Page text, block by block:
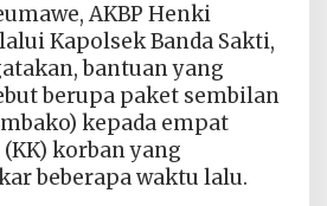
AKBP Henki
Kapolsek Banda Sakti,
bantuan yang
berupa paket sembilan
kepada empat
korban yang
beberapa waktu lalu.